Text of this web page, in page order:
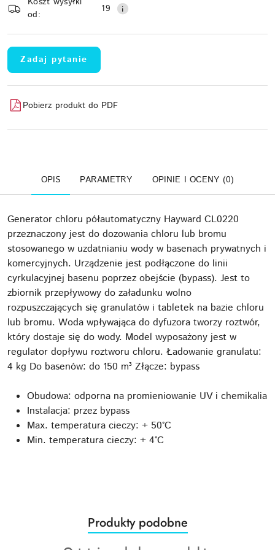
dostawa
od:
19
Zadaj pytanie
Pobierz produkt do PDF
OPIS PARAMETRY OPINIE I OCENY (0)
Generator chloru półautomatyczny Hayward CL0220
przeznaczony jest do dozowania chloru lub bromu
stosowanego w uzdatnianiu wody w basenach prywatnych i
komercyjnych. Urządzenie jest podłączone do linii
cyrkulacyjnej basenu poprzez obejście (bypass). Jest to
zbiornik przepływowy do załadunku wolno
rozpuszczających się granulatów i tabletek na bazie chloru
lub bromu. Woda wpływająca do dyfuzora tworzy roztwór,
który dostaje się do wody. Model wyposażony jest w
regulator dopływu roztworu chloru. Ładowanie granulatu:
4 kg Do basenów: do 150 m³ Złącze: bypass
Obudowa: odporna na promieniowanie UV i chemikalia
Instalacja: przez bypass
Max. temperatura cieczy: + 50°C
Min. temperatura cieczy: + 4°C
Pomiń karuzelę produktów
Produkty
o
Produkty podobne